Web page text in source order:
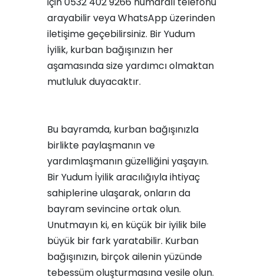
arayabilir veya WhatsApp üzerinden
iletişime geçebilirsiniz. Bir Yudum
İyilik, kurban bağışınızın her
aşamasında size yardımcı olmaktan
mutluluk duyacaktır.
Bu bayramda, kurban bağışınızla
birlikte paylaşmanın ve
yardımlaşmanın güzelliğini yaşayın.
Bir Yudum İyilik aracılığıyla ihtiyaç
sahiplerine ulaşarak, onların da
bayram sevincine ortak olun.
Unutmayın ki, en küçük bir iyilik bile
büyük bir fark yaratabilir. Kurban
bağışınızın, birçok ailenin yüzünde
tebessüm oluşturmasına vesile olun.